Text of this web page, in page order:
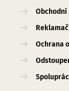
Ochrana